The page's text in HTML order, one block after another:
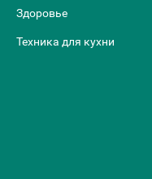
Здоровье
Техника для кухни